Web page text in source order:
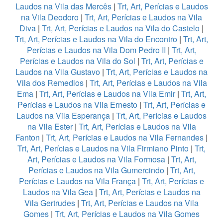
Laudos na Vila das Mercês| Trt, Art, Perícias e Laudos
na Vila Deodoro | Trt, Art, Perícias e Laudos na Vila
Diva | Trt, Art, Perícias e Laudos na Vila do Castelo |
Trt, Art, Perícias e Laudos na Vila do Encontro | Trt, Art,
Perícias e Laudos na Vila Dom Pedro II | Trt, Art,
Perícias e Laudos na Vila do Sol | Trt, Art, Perícias e
Laudos na Vila Gustavo | Trt, Art, Perícias e Laudos na
Vila dos Remedios| Trt, Art, Perícias e Laudos na Vila
Ema | Trt, Art, Perícias e Laudos na Vila Emir| Trt, Art,
Perícias e Laudos na Vila Ernesto | Trt, Art, Perícias e
Laudos na Vila Esperança | Trt, Art, Perícias e Laudos
na Vila Ester| Trt, Art, Perícias e Laudos na Vila
Fanton | Trt, Art, Perícias e Laudos na Vila Fernandes |
Trt, Art, Perícias e Laudos na Vila Firmiano Pinto | Trt,
Art, Perícias e Laudos na Vila Formosa| Trt, Art,
Perícias e Laudos na Vila Gumercindo| Trt, Art,
Perícias e Laudos na Vila França | Trt, Art, Perícias e
Laudos na Vila Gea| Trt, Art, Perícias e Laudos na
Vila Gertrudes | Trt, Art, Perícias e Laudos na Vila
Gomes | Trt, Art, Perícias e Laudos na Vila Gomes